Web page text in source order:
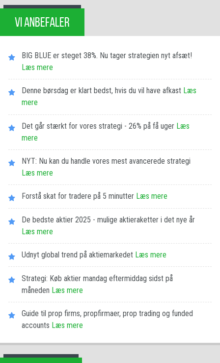
VI ANBEFALER
BIG BLUE er steget 38%. Nu tager strategien nyt afsæt!
Læs mere
Denne børsdag er klart bedst, hvis du vil have afkast Læs
mere
Det går stærkt for vores strategi - 26% på få uger Læs
mere
NYT: Nu kan du handle vores mest avancerede strategi
Læs mere
Forstå skat for tradere på 5 minutter Læs mere
De bedste aktier 2025 - mulige aktieraketter i det nye år
Læs mere
Udnyt global trend på aktiemarkedet Læs mere
Strategi: Køb aktier mandag eftermiddag sidst på
måneden Læs mere
Guide til prop firms, propfirmaer, prop trading og funded
accounts Læs mere